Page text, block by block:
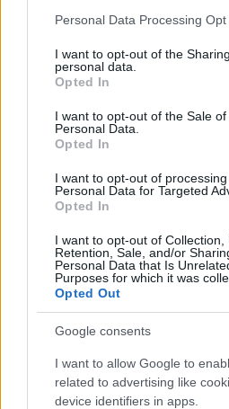
Please note that this website/app
not limited to your visit or usage
grant or deny consent to Google
use your data for below specified
consent section.
Personal Data Processing
I want to opt-out of the
personal data.
Opted In
I want to opt-out of the Sale of
Personal Data.
Opted In
I want to opt-out of
Personal Data for Targeted
Opted In
I want to opt-out of Collection,
Retention, Sale, and/or
Personal Data that Is
Purposes for which it was
Opted Out
Google consents
I want to allow Google to
related to advertising like
device identifiers in apps.
éles kés
- hosszú, éles kést
ezzel vágod fel a tésztát.
kés, de ezt már csak akkor
már úgy és annyit gyúrsz,
nagyobb méretű tál- ami
műanyag, esetleg kerámia. A
szerepel, hogy halmozd a
készíts mélyedést a halom
tojásokat. Sokkal egyszerűbb
főleg kezdő tésztázóként - és
gyúródeszka– nagyméretű,
keményfából (bükk, tölgy)
tudsz hatékonyan dolgozni
– hosszú nyelú
kézzel szeretnéd nyújtani a
egyenletesen, szép vékonyra